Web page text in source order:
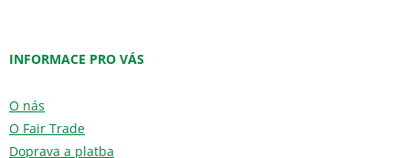
INFORMACE PRO VÁS
O nás
O Fair Trade
Doprava a platba